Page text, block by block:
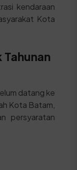
kendaraan
Kota
datang ke
Kota Batam,
persyaratan